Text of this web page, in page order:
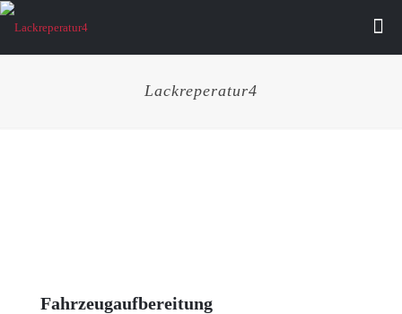
Lackreperatur4
Fahrzeugaufbereitung